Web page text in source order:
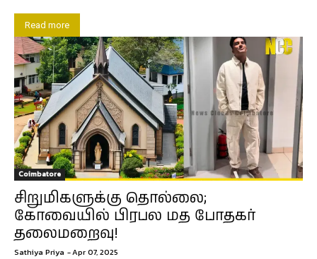
Read more
Coimbatore
சிறுமிகளுக்கு தொல்லை;
கோவையில் பிரபல மத போதகர்
தலைமறைவு!
Sathiya Priya -Apr 07, 2025